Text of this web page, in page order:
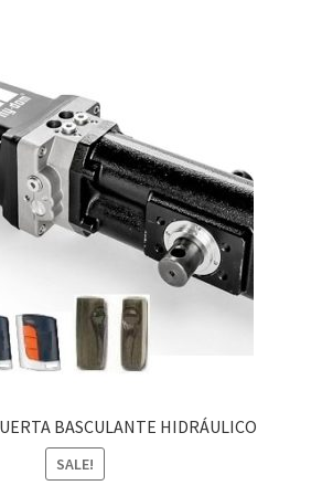
BASCULANTE HIDRÁULICO
SALE!